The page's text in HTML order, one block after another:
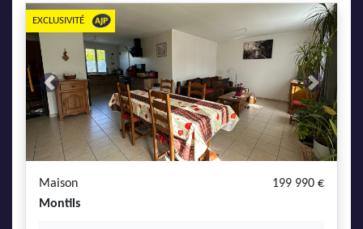
Previous Next
EXCLUSIVITÉ
Maison
199 990 €
Montils